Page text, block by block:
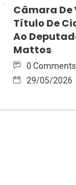
Câmara De
Título De
Ao
Mattos
0 Comments
29/05/2026